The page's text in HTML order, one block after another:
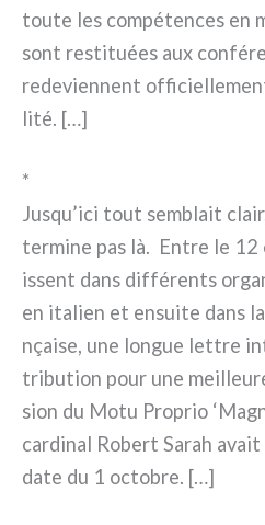
tou­te les com­pé­ten­ces en
sont resti­tuées aux
rede­vien­nent
li­té. […]
*
Jusqu’ici tout sem­blait
ter­mi­ne pas là. Entre le
is­sent dans dif­fé­ren­ts
en ita­lien et ensui­te dans
nçai­se, une lon­gue let­tre
tri­bu­tion pour une
sion du Motu Proprio
car­di­nal Robert Sarah avait
date du 1 octo­bre. […]